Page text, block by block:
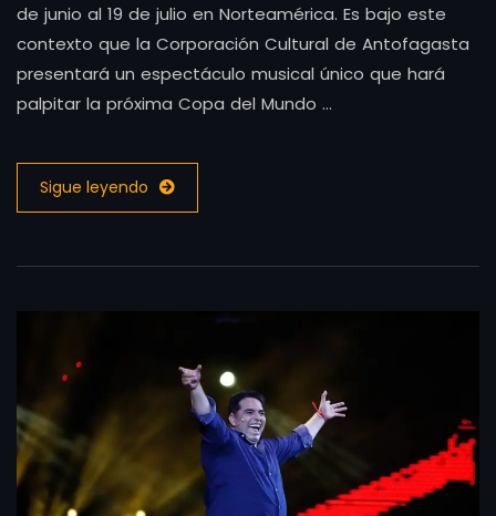
de junio al 19 de julio en Norteamérica. Es bajo este
contexto que la Corporación Cultural de Antofagasta
presentará un espectáculo musical único que hará
palpitar la próxima Copa del Mundo …
Sigue leyendo